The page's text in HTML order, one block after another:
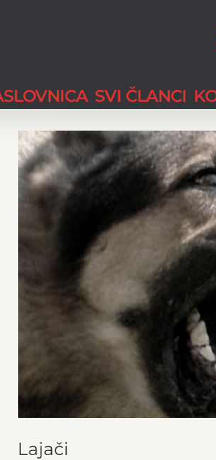
SVI ČLANCI
View
Larger
Image
Lajači